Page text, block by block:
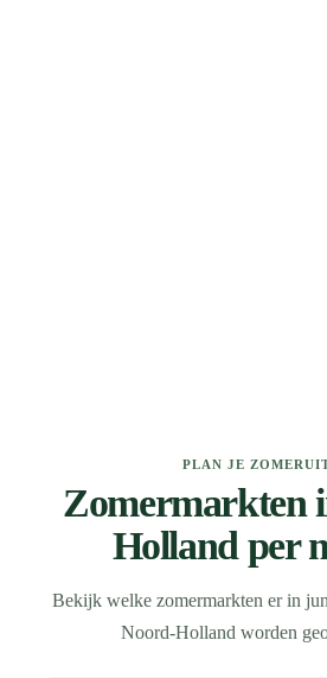
PLAN JE
Zomermarkten
Holland per
Bekijk welke zomermarkten er in
Noord-Holland worden